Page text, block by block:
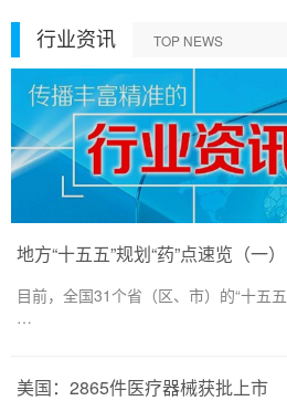
行业资讯 TOP NEWS
地方“十五五”规划“药”点速览（一）
目前，全国31个省（区、市）的“十五
…
美国：2865件医疗器械获批上市